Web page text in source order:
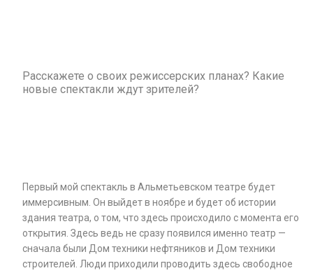
Расскажете о своих режиссерских планах? Какие
новые спектакли ждут зрителей?
Первый мой спектакль в Альметьевском театре будет
иммерсивным. Он выйдет в ноябре и будет об истории
здания театра, о том, что здесь происходило с момента его
открытия. Здесь ведь не сразу появился именно театр —
сначала были Дом техники нефтяников и Дом техники
строителей. Люди приходили проводить здесь свободное